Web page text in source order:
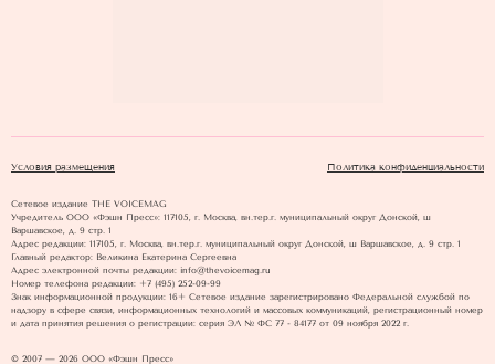
Условия размещения Политика конфиденциальности
Сетевое издание THE VOICEMAG
Учредитель ООО «Фэшн Пресс»: 117105, г. Москва, вн.тер.г. муниципальный округ Донской, ш
Варшавское, д. 9 стр. 1
Адрес редакции: 117105, г. Москва, вн.тер.г. муниципальный округ Донской, ш Варшавское, д. 9 стр. 1
Главный редактор: Великина Екатерина Сергеевна
Адрес электронной почты редакции: info@thevoicemag.ru
Номер телефона редакции: +7 (495) 252-09-99
Знак информационной продукции: 16+ Cетевое издание зарегистрировано Федеральной службой по
надзору в сфере связи, информационных технологий и массовых коммуникаций, регистрационный номер
и дата принятия решения о регистрации: серия ЭЛ № ФС 77 - 84177 от 09 ноября 2022 г.
© 2007 — 2026 ООО «Фэшн Пресс»